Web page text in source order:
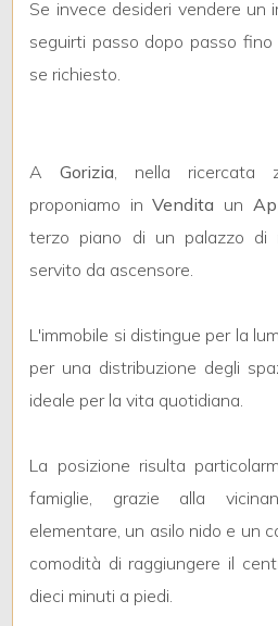
Se invece desideri vendere un
seguirti passo dopo passo
se richiesto.
AGorizia, nella ricercata
proponiamo inVendita un
terzo piano di un palazzo di
servito da ascensore.
L'immobile si distingue per la
per una distribuzione degli
ideale per la vita quotidiana.
La posizione risulta
famiglie, grazie alla
elementare, un asilo nido e un
comodità di raggiungere il
dieci minuti a piedi.
Qualsiasi
3
5
Bagni
minimi
Qualsiasi